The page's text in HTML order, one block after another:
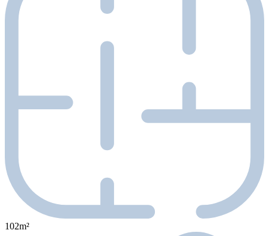
102m²